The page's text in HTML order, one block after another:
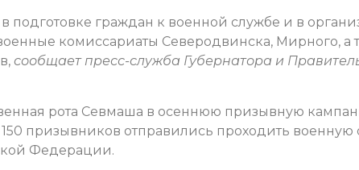
в подготовке граждан к военной службе и в
комиссариаты Северодвинска, Мирного, а
сообщает пресс-служба Губернатора и
рота Севмаша в осеннюю призывную
призывников отправились проходить военную
Федерации.